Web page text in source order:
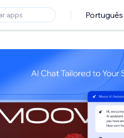
Português